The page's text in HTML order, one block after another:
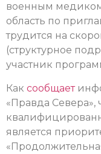
военным
область по
трудится на
(структурное
участник
Как сообщает
«Правда Севера»,
является